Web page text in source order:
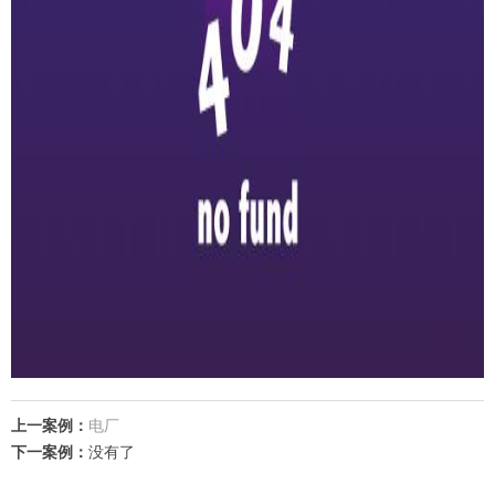
上一案例： 电厂
下一案例： 没有了